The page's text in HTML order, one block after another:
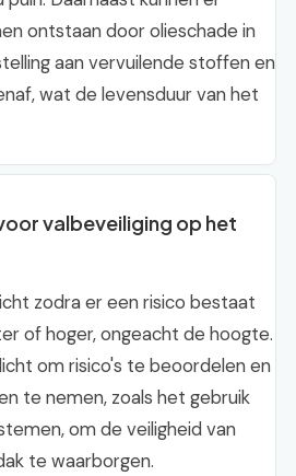
ontstaan door olieschade in
aan vervuilende stoffen en
wat de levensduur van het
valbeveiliging op het
zodra er een risico bestaat
of hoger, ongeacht de hoogte.
om risico's te beoordelen en
te nemen, zoals het gebruik
om de veiligheid van
te waarborgen.